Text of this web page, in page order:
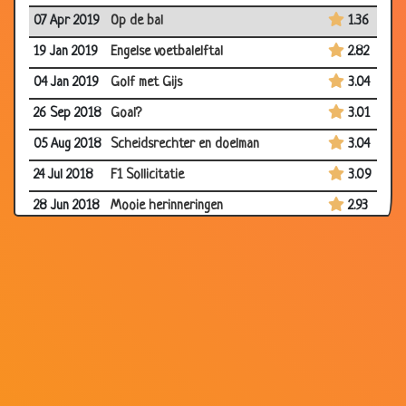
07 Apr 2019
Op de bal
1.36
19 Jan 2019
Engelse voetbalelftal
2.82
04 Jan 2019
Golf met Gijs
3.04
26 Sep 2018
Goal?
3.01
05 Aug 2018
Scheidsrechter en doelman
3.04
24 Jul 2018
F1 Sollicitatie
3.09
28 Jun 2018
Mooie herinneringen
2.93